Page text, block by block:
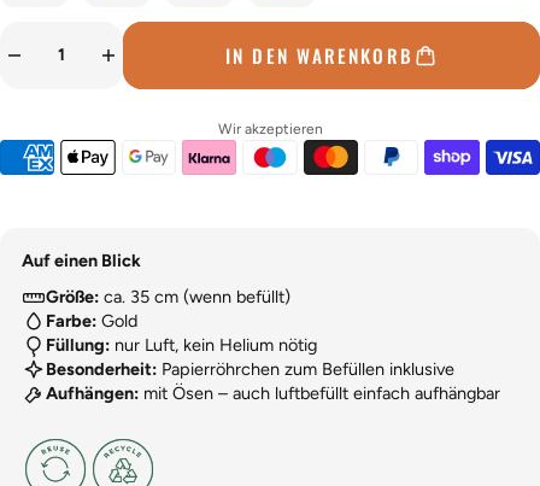
IN DEN WARENKORB
Wir akzeptieren
Auf einen Blick
Größe: ca. 35 cm (wenn befüllt)
Farbe: Gold
Füllung: nur Luft, kein Helium nötig
Besonderheit: Papierröhrchen zum Befüllen inklusive
Aufhängen: mit Ösen – auch luftbefüllt einfach aufhängbar